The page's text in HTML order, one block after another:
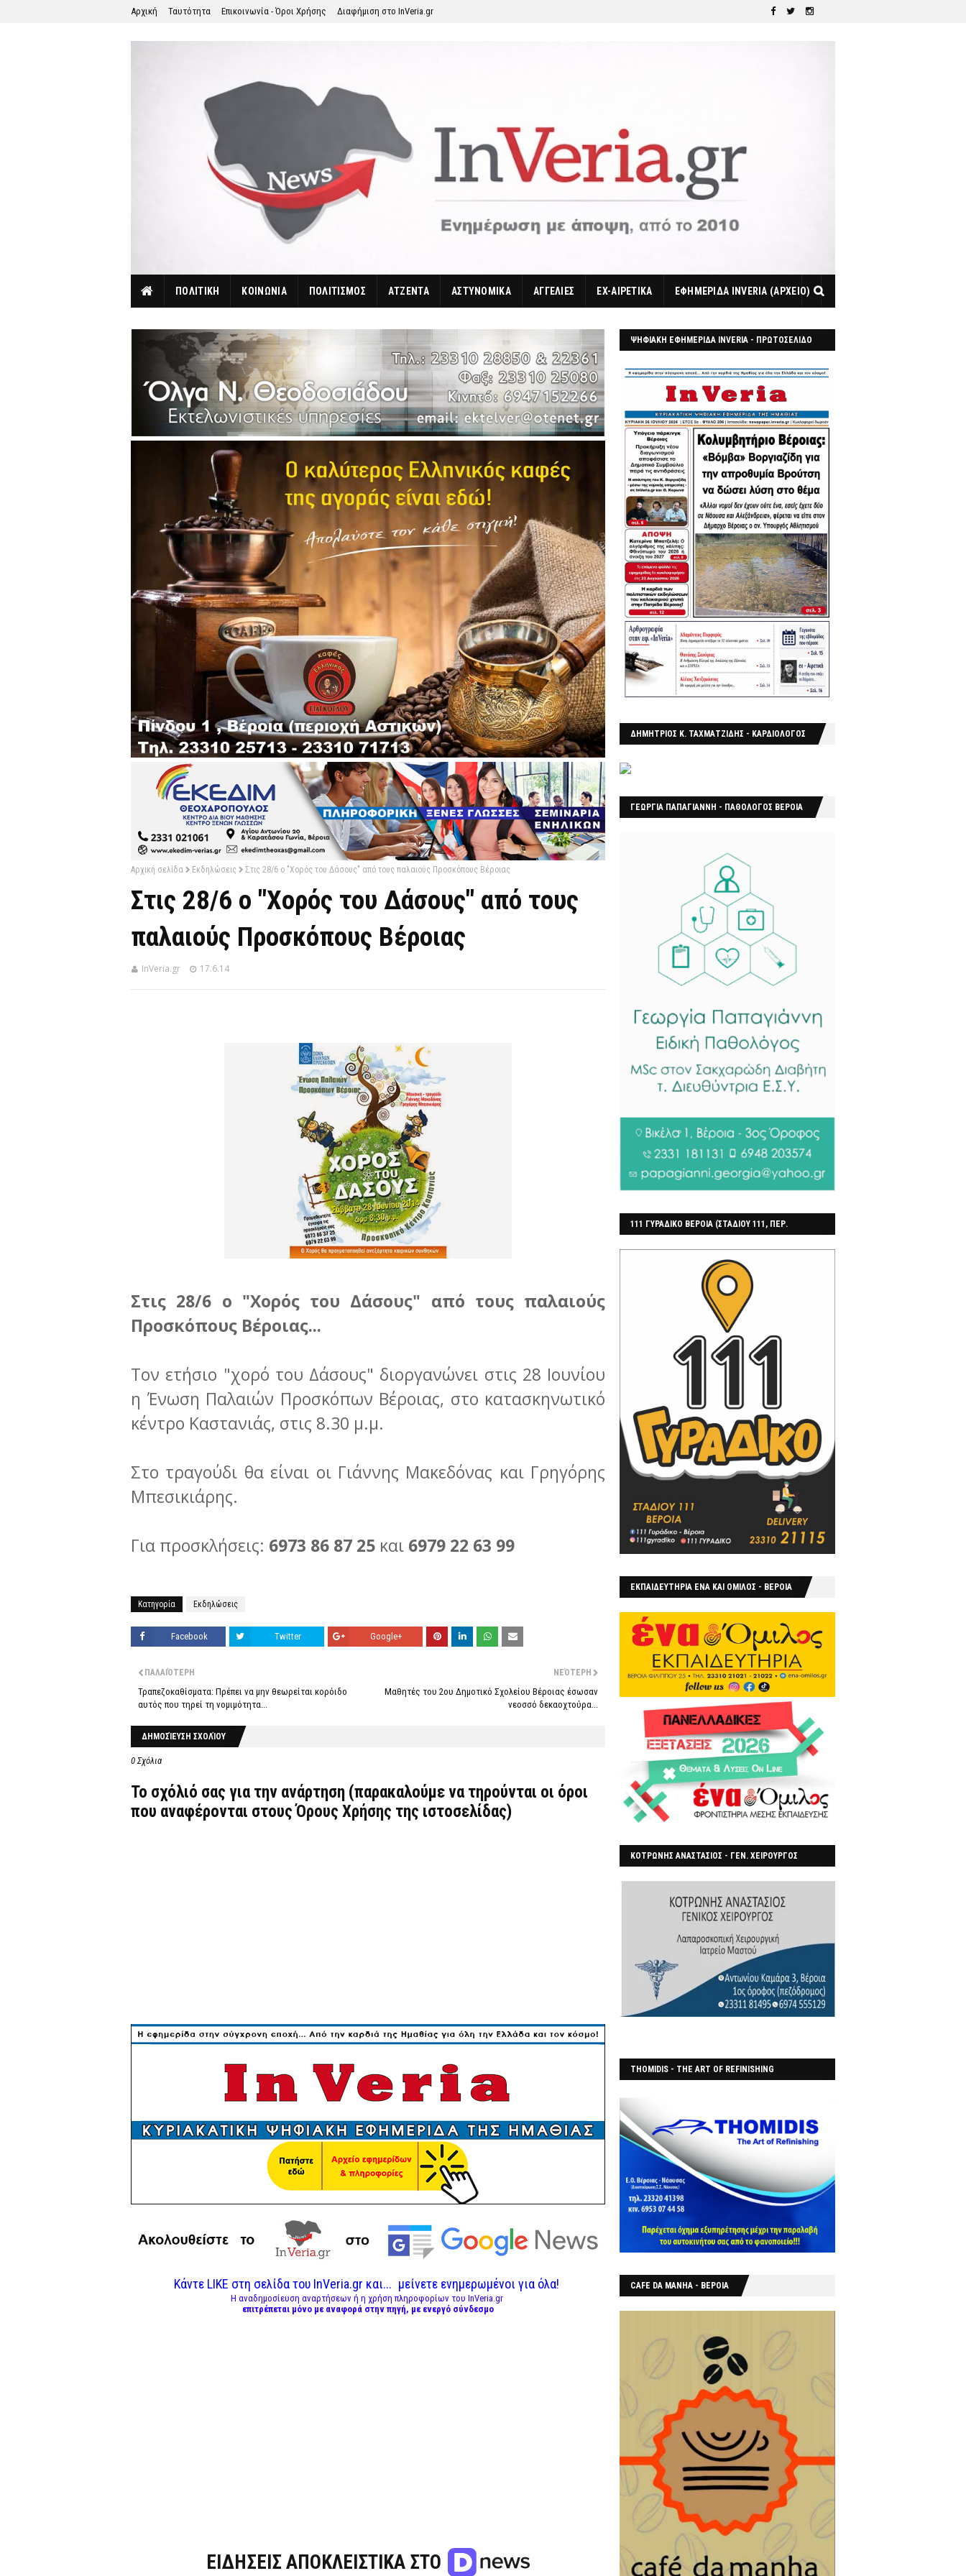
Αρχική Ταυτότητα Επικοινωνία - Όροι Χρήσης Διαφήμιση στο InVeria.gr
ΠΟΛΙΤΙΚΗ ΚΟΙΝΩΝΙΑ ΠΟΛΙΤΙΣΜΟΣ ΑΤΖΕΝΤΑ ΑΣΤΥΝΟΜΙΚΑ ΑΓΓΕΛΙΕΣ EX-ΑΙΡΕΤΙΚΑ ΕΦΗΜΕΡΙΔΑ INVERIA (ΑΡΧΕΙΟ)
Αρχική σελίδα Εκδηλώσεις Στις 28/6 ο "Χορός του Δάσους" από τους παλαιούς Προσκόπους Βέροιας
Στις 28/6 ο "Χορός του Δάσους" από τους
παλαιούς Προσκόπους Βέροιας
InVeria.gr 17.6.14
Στις 28/6 ο "Χορός του Δάσους" από τους παλαιούς
Προσκόπους Βέροιας...
Τον ετήσιο "χορό του Δάσους" διοργανώνει στις 28 Ιουνίου
η Ένωση Παλαιών Προσκόπων Βέροιας, στο κατασκηνωτικό
κέντρο Καστανιάς, στις 8.30 μ.μ.
Στο τραγούδι θα είναι οι Γιάννης Μακεδόνας και Γρηγόρης
Μπεσικιάρης.
Για προσκλήσεις: 6973 86 87 25 και 6979 22 63 99
Κατηγορία Εκδηλώσεις
Facebook Twitter Google+
ΝΕΌΤΕΡΗ
Μαθητές του 2ου Δημοτικό Σχολείου Βέροιας έσωσαν
νεοσσό δεκαοχτούρα...
ΠΑΛΑΙΌΤΕΡΗ
Τραπεζοκαθίσματα: Πρέπει να μην θεωρείται κορόιδο
αυτός που τηρεί τη νομιμότητα...
ΔΗΜΟΣΊΕΥΣΗ ΣΧΟΛΊΟΥ
0 Σχόλια
Το σχόλιό σας για την ανάρτηση (παρακαλούμε να τηρούνται οι όροι
που αναφέρονται στουςΌρους Χρήσης της ιστοσελίδας)
Κάντε LIKE στη σελίδα του InVeria.gr και... μείνετε ενημερωμένοι για όλα!
Η αναδημοσίευση αναρτήσεων ή η χρήση πληροφορίων του InVeria.gr
επιτρέπεται μόνο με αναφορά στην πηγή, με ενεργό σύνδεσμο
ΕΙΔΗΣΕΙΣ ΑΠΟΚΛΕΙΣΤΙΚΑ ΣΤΟ
ΨΗΦΙΑΚΗ ΕΦΗΜΕΡΙΔΑ INVERIA - ΠΡΩΤΟΣΕΛΙΔΟ
ΔΗΜΗΤΡΙΟΣ Κ. ΤΑΧΜΑΤΖΙΔΗΣ - ΚΑΡΔΙΟΛΟΓΟΣ
ΓΕΩΡΓΙΑ ΠΑΠΑΓΙΑΝΝΗ - ΠΑΘΟΛΟΓΟΣ ΒΕΡΟΙΑ
111 ΓΥΡΑΔΙΚΟ ΒΕΡΟΙΑ (ΣΤΑΔΙΟΥ 111, ΠΕΡ.
ΕΚΠΑΙΔΕΥΤΗΡΙΑ ΕΝΑ ΚΑΙ ΟΜΙΛΟΣ - ΒΕΡΟΙΑ
ΚΟΤΡΩΝΗΣ ΑΝΑΣΤΑΣΙΟΣ - ΓΕΝ. ΧΕΙΡΟΥΡΓΟΣ
THOMIDIS - THE ART OF REFINISHING
CAFE DA MANHA - ΒΕΡΟΙΑ